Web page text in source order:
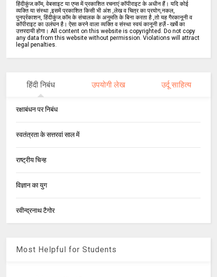
हिंदीकुंज.कॉम, वेबसाइट या एप्स में प्रकाशित रचनाएं कॉपीराइट के अधीन हैं। यदि कोई
व्यक्ति या संस्था ,इसमें प्रकाशित किसी भी अंश ,लेख व चित्र का प्रयोग,नकल,
पुनर्प्रकाशन, हिंदीकुंज.कॉम के संचालक के अनुमति के बिना करता है ,तो यह गैरकानूनी व
कॉपीराइट का उलंघन है। ऐसा करने वाला व्यक्ति व संस्था स्वयं कानूनी हर्ज़े - खर्चे का
उत्तरदायी होगा। All content on this website is copyrighted. Do not copy
any data from this website without permission. Violations will attract
legal penalties.
हिंदी निबंध उपयोगी लेख उर्दू साहित्य
रक्षाबंधन पर निबंध
स्वतंत्रता के सत्तरवां साल में
राष्ट्रीय चिन्ह
विज्ञान का युग
रवीन्द्रनाथ टैगोर
Most Helpful for Students